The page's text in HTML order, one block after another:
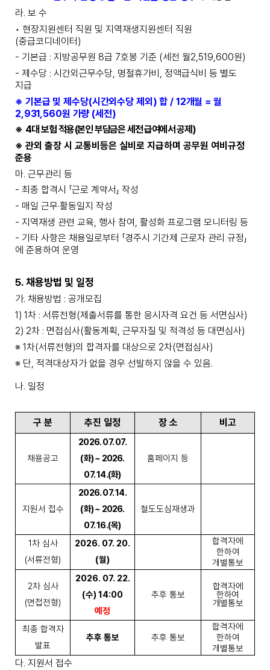
라. 보 수
• 현장지원센터 직원 및 지역재생지원센터 직원
(중급코디네이터)
- 기본급 : 지방공무원 8급 7호봉 기준 (세전 월2,519,600원)
- 제수당 : 시간외근무수당, 명절휴가비, 정액급식비 등 별도
지급
※ 기본급 및 제수당(시간외수당 제외 )합 / 12개월 = 월
2,931,560원 가량 (세전)
※ 4대 보험 적용(본인 부담금은 세전 급여에서 공제 )
※ 관외 출장 시 교통비등은 실비로 지급하며 공무원 여비규정
준용
마. 근무관리 등
- 최종 합격시 「근로 계약서 」 작성
- 매일 근무·활동일지 작성
- 지역재생 관련 교육 행사 참여 활성화 프로그램 모니터링 등
- 기타 사항은 채용일로부터 「경주시 기간제 근로자 관리 규정 」
에 준용하여 운영
5. 채용방법 및 일정
가. 채용방법 : 공개모집
1) 1차 : 서류전형(제출서류를 통한 응시자격 요건 등 서면심사)
2) 2차 : 면접심사(활동계획, 근무자질 및 적격성 등 대면심사)
※ 1차(서류전형)의 합격자를 대상으로 2차(면접심사)
※ 단 적격대상자가 없을 경우 선발하지 않을 수 있음.
나. 일정
구 분 추진 일정 장 소 비고
채용공고
2026. 07. 07.
(화) ~ 2026.
07. 14.(화)
홈페이지 등
지원서 접수
2026. 07. 14.
(화) ~ 2026.
07. 16.(목)
철도도심재생과
1 차 심사
(서류전형)
2026. 07. 20.
(월)
합격자에
한하여
개별통보
2차 심사
(면접전형)
2026. 07. 22.
(수) 14:00
예정
추후 통보
합격자에
한하여
개별통보
최종 합격자
발표
추후 통보 추후 통보
합격자에
한하여
개별통보
다. 지원서 접수